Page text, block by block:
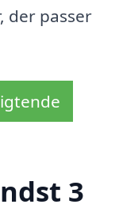
der passer
3